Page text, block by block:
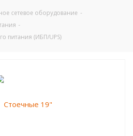
сетевое оборудование -
-
питания (ИБП/UPS)